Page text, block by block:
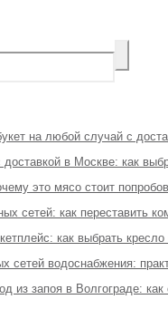
на любой случай с
доставкой в Москве: как
это мясо стоит
сетей: как переставить
как выбрать
сетей водоснабжения:
из запоя в Волгограде: